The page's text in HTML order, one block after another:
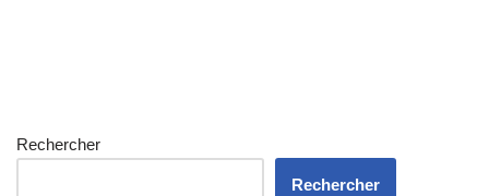
Rechercher
Rechercher